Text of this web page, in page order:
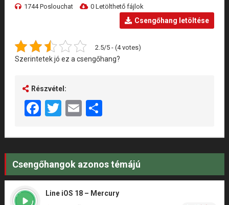
1744 Poslouchat 0 Letölthető fájlok
Csengőhang letöltése
2.5/5 - (4 votes)
Szerintetek jó ez a csengőhang?
Részvétel:
Facebook
Twitter
EmailShare
Csengőhangok azonos témájú
Line iOS 18 – Mercury